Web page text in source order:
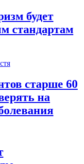
будет
стандартам
старше 60
на